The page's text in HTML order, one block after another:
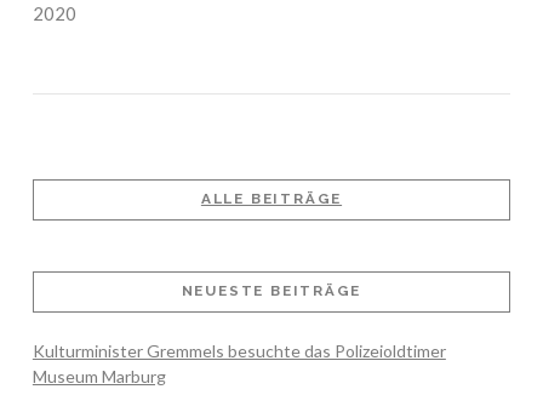
VIEW POST
2020
ALLE BEITRÄGE
NEUESTE BEITRÄGE
Kulturminister Gremmels besuchte das Polizeioldtimer
Museum Marburg